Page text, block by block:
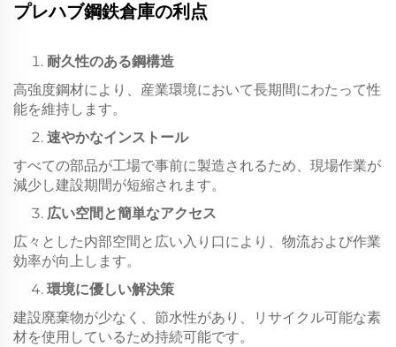
プレハブ鋼鉄倉庫の利点
耐久性のある鋼構造
高強度鋼材により、産業環境において長期間にわたって性
能を維持します。
速やかなインストール
すべての部品が工場で事前に製造されるため、現場作業が
減少し建設期間が短縮されます。
広い空間と簡単なアクセス
広々とした内部空間と広い入り口により、物流および作業
効率が向上します。
環境に優しい解決策
建設廃棄物が少なく、節水性があり、リサイクル可能な素
材を使用しているため持続可能です。